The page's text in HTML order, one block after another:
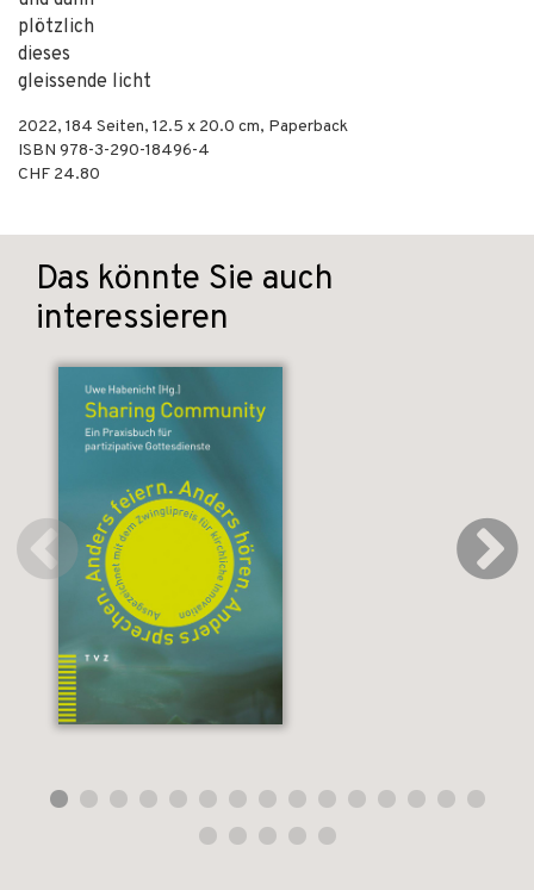
plötzlich
dieses
gleissende licht
2022, 184 Seiten, 12.5 x 20.0 cm, Paperback
ISBN 978-3-290-18496-4
CHF 24.80
Das könnte Sie auch
interessieren